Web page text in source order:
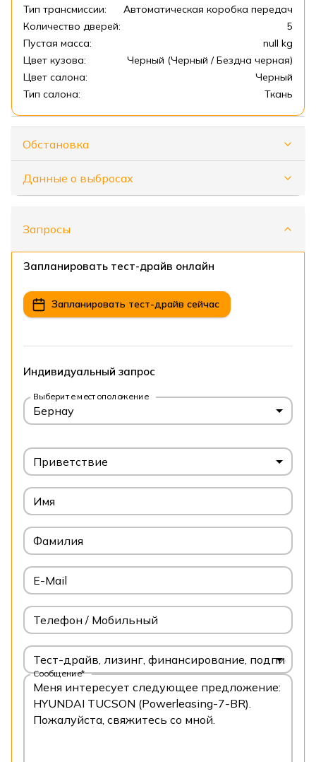
Тип трансмиссии:
Автоматическая коробка передач
Количество дверей:
5
Пустая масса:
null kg
Цвет кузова:
Черный (Черный / Бездна черная)
Цвет салона:
Черный
Тип салона:
Ткань
Обстановка
Данные о выбросах
Запросы
Запланировать тест-драйв онлайн
Запланировать тест-драйв сейчас
Индивидуальный запрос
Выберите местоположение
Бернау
Приветствие
Имя
Фамилия
E-Mail
Телефон / Мобильный
Тест-драйв, лизинг, финансирование, подписка
Сообщение*